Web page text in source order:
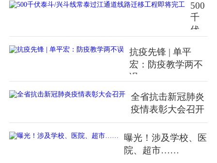
长
江
隧
项
键
设
备
盾
500
千
伏
斗/
兴
斗
线
常
江
抗疫先锋 | 单平
宏：防疫教学两不
误
全省抗击新冠肺炎
疫情表彰大会召开
曝光！涉及学校、医
院、超市……